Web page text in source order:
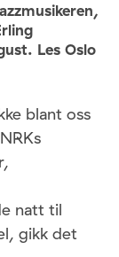
Les Oslo
blant oss
natt til
gikk det